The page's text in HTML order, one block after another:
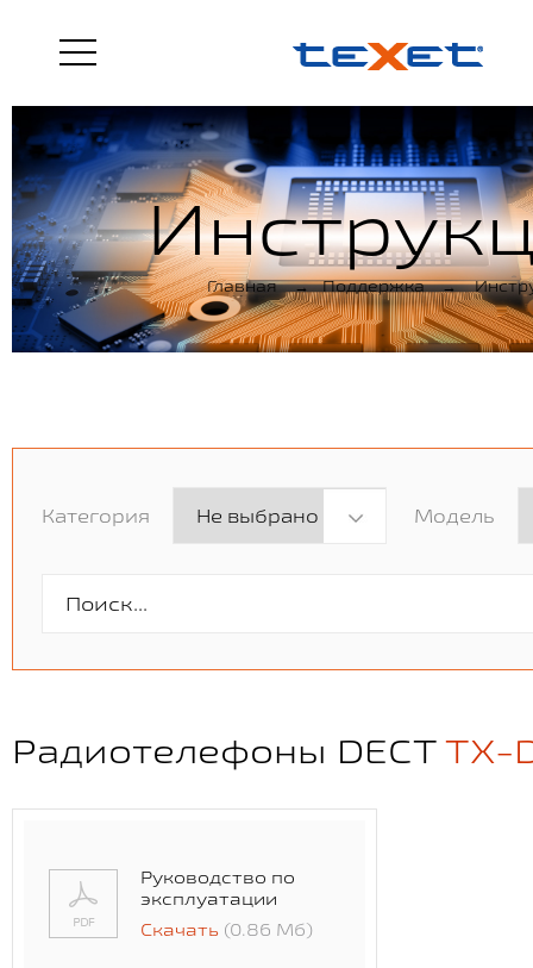
Главная → Поддержка →
Категория Модель
Радиотелефоны DECT TX-
Руководство по
эксплуатации
Скачать (0.86 Мб)